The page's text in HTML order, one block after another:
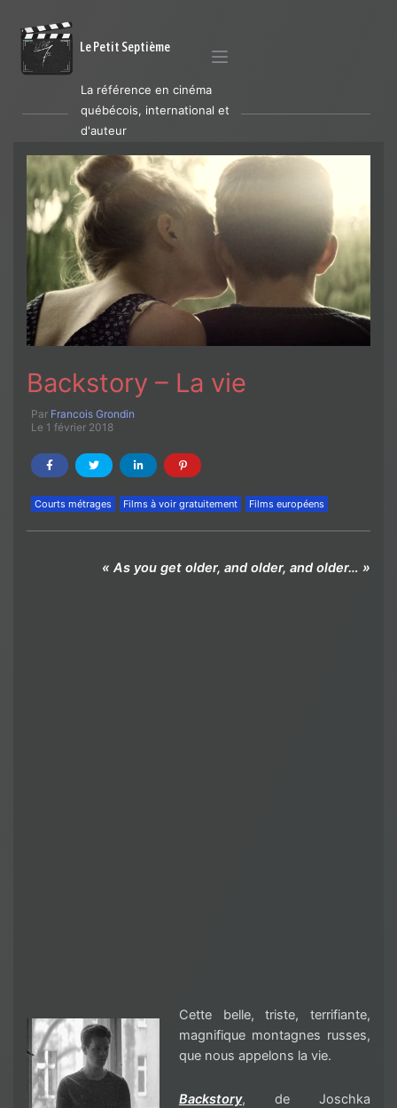
Le Petit Septième
La référence en cinéma
québécois, international et
d'auteur
Backstory – La vie
Par Francois Grondin
Le 1 février 2018
Courts métrages Films à voir gratuitement Films européens
« As you get older, and older, and older… »
Cette belle, triste, terrifiante,
magnifique montagnes russes,
que nous appelons la vie.
Backstory, de Joschka